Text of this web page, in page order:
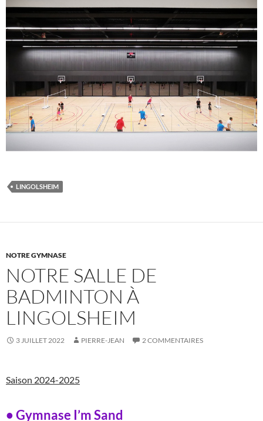
LINGOLSHEIM
NOTRE GYMNASE
NOTRE SALLE DE
BADMINTON À
LINGOLSHEIM
3 JUILLET 2022 PIERRE-JEAN 2 COMMENTAIRES
Saison 2024-2025
• Gymnase I’m Sand